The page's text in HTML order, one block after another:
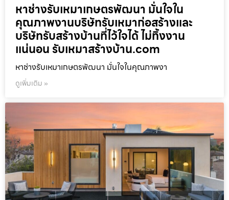
หาช่างรับเหมาเกษตรพัฒนา มั่นใจใน
คุณภาพงานบริษัทรับเหมาก่อสร้างและ
บริษัทรับสร้างบ้านที่ไว้ใจได้ ไม่ทิ้งงาน
แน่นอน รับเหมาสร้างบ้าน.com
หาช่างรับเหมาเกษตรพัฒนา มั่นใจในคุณภาพงา
ดูเพิ่มเติม »